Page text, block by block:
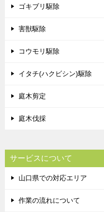
ゴキブリ駆除
害獣駆除
コウモリ駆除
イタチ(ハクビシン)駆除
庭木剪定
庭木伐採
サービスについて
山口県での対応エリア
作業の流れについて